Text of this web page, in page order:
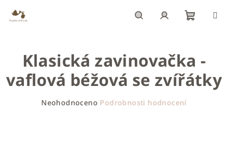
obsah
košík
Klasická zavinovačka -
vaflová béžová se zvířátky
Neohodnoceno Podrobnosti hodnocení